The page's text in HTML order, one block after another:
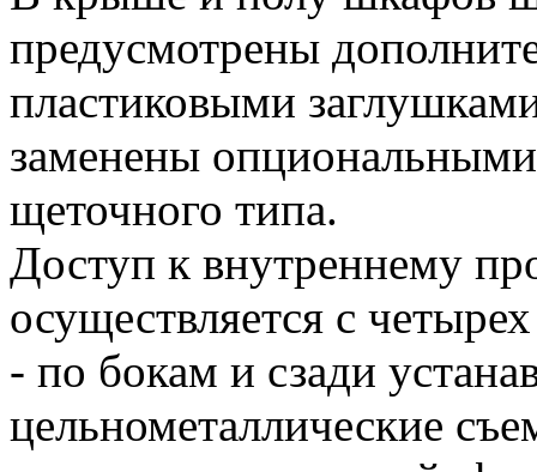
предусмотрены
пластиковыми
заменены
щеточного типа.
Доступ к внутреннему
осуществляется с
- по бокам и сзади
цельнометаллические